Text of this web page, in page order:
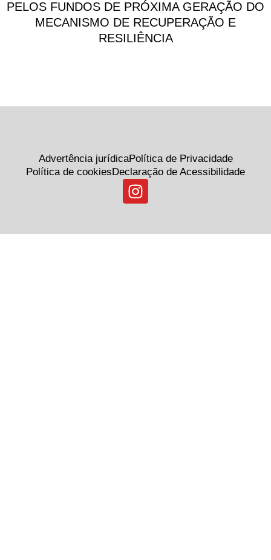
PELOS FUNDOS DE PRÓXIMA GERAÇÃO DO
MECANISMO DE RECUPERAÇÃO E
RESILIÊNCIA
Advertência jurídicaPolítica de Privacidade
Política de cookiesDeclaração de Acessibilidade